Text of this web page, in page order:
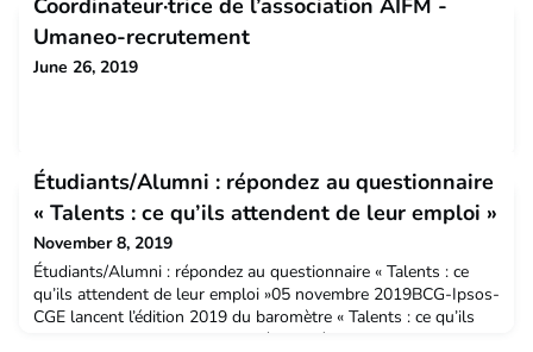
Umaneo-recrutement
June 26, 2019
Étudiants/Alumni : répondez au questionnaire
« Talents : ce qu’ils attendent de leur emploi »
November 8, 2019
Étudiants/Alumni : répondez au questionnaire « Talents : ce
qu’ils attendent de leur emploi »05 novembre 2019BCG-Ipsos-
CGE lancent l’édition 2019 du baromètre « Talents : ce qu’ils
attendent de leur emploi » auprès des étudiants et Alumni et